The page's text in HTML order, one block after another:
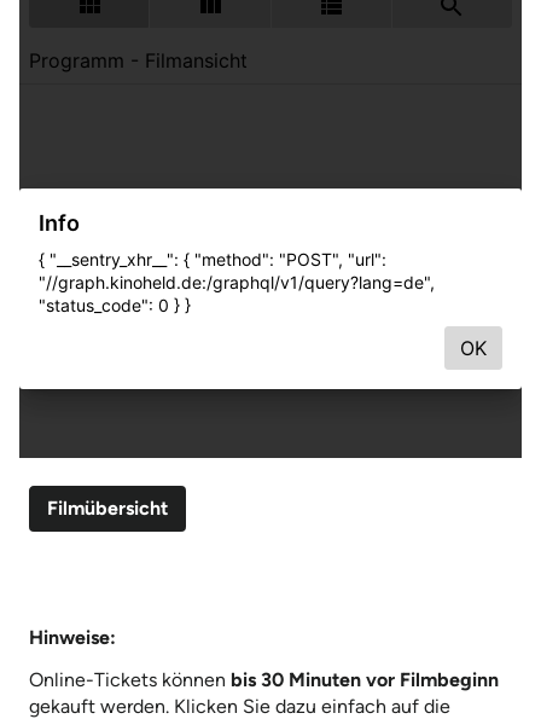
Filmübersicht
Hinweise:
Online-Tickets können bis 30 Minuten vor Filmbeginn
gekauft werden. Klicken Sie dazu einfach auf die